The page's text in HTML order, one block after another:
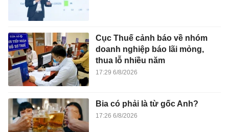
Cục Thuế cảnh báo về nhóm
doanh nghiệp báo lãi mỏng,
thua lỗ nhiều năm
17:29 6/8/2026
Bia có phải là từ gốc Anh?
17:26 6/8/2026